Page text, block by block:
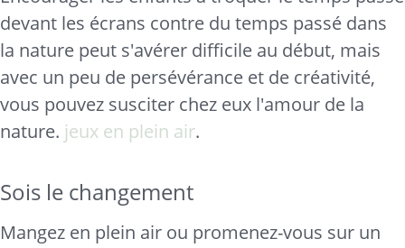
devant les écrans contre du temps passé dans
la nature peut s'avérer difficile au début, mais
avec un peu de persévérance et de créativité,
vous pouvez susciter chez eux l'amour de la
nature. jeux en plein air.
Sois le changement
Mangez en plein air ou promenez-vous sur un